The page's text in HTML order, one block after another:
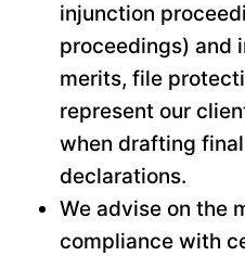
injunction
proceedings) and
merits, file
represent our
when drafting
declarations.
We advise on the
compliance with